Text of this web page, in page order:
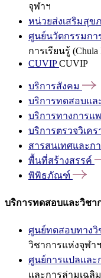
จุฬาฯ
หน่วยส่งเสริมสุข
ศูนย์นวัตกรรมการ
การเรียนรู้ (Chula
CUVIPCUVIP
บริการสังคม
บริการทดสอบแล
บริการทางการแ
บริการตรวจวิเค
สารสนเทศและก
พื้นที่สร้างสรรค์
พิพิธภัณฑ์
บริการทดสอบและวิชา
ศูนย์ทดสอบทางวิ
วิชาการแห่งจุฬาฯ
ศูนย์การแปลและ
และการล่ามเฉลิ